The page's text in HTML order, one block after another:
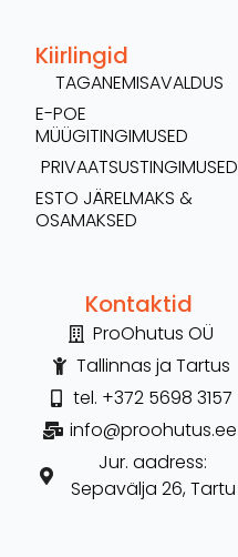
Kontaktid
ProOhutus OÜ
Tallinnas ja Tartus
tel. +372 5698 3157
info@proohutus.ee
Jur. aadress:
Sepavälja 26, Tartu
Kiirlingid
TAGANEMISAVALDUS
E-POE
MÜÜGITINGIMUSED
PRIVAATSUSTINGIMUSED
ESTO JÄRELMAKS &
OSAMAKSED